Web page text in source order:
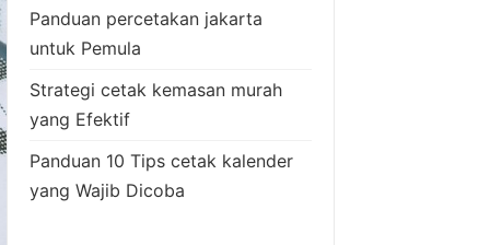
Panduan percetakan jakarta
untuk Pemula
Strategi cetak kemasan murah
yang Efektif
Panduan 10 Tips cetak kalender
yang Wajib Dicoba